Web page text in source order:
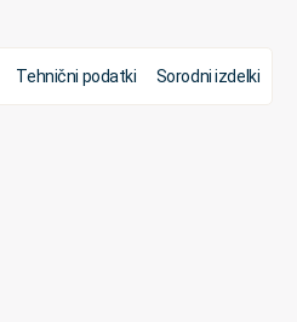
Tehnični podatki Sorodni izdelki